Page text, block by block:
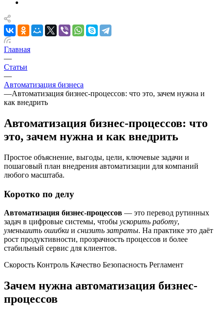
Главная
—
Статьи
—
Автоматизация бизнеса
—Автоматизация бизнес-процессов: что это, зачем нужна и
как внедрить
Автоматизация бизнес-процессов: что
это, зачем нужна и как внедрить
Простое объяснение, выгоды, цели, ключевые задачи и
пошаговый план внедрения автоматизации для компаний
любого масштаба.
Коротко по делу
Автоматизация бизнес-процессов — это перевод рутинных
задач в цифровые системы, чтобы ускорить работу,
уменьшить ошибки и снизить затраты. На практике это даёт
рост продуктивности, прозрачность процессов и более
стабильный сервис для клиентов.
Скорость Контроль Качество Безопасность Регламент
Зачем нужна автоматизация бизнес-
процессов